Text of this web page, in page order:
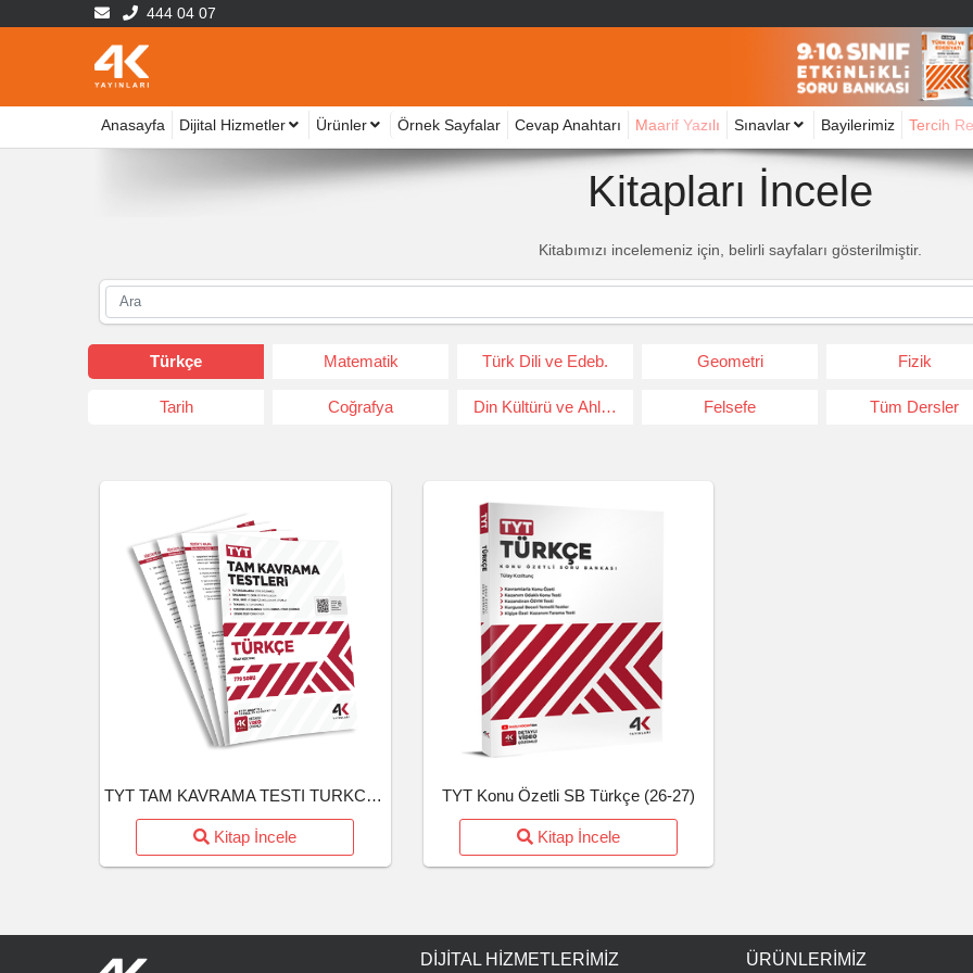
444 04 07
Anasayfa Dijital Hizmetler Ürünler Örnek Sayfalar Cevap Anahtarı Maarif Yazılı Sınavlar Bayilerimiz Tercih
Kitapları İncele
Kitabımızı incelemeniz için, belirli sayfaları gösterilmiştir.
Türkçe Matematik Türk Dili ve Edeb. Geometri Fizik
Tarih Coğrafya Din Kültürü ve Ahlak Bil. Felsefe Tüm Dersler
TYT TAM KAVRAMA TESTI TURKCE (26-27)
Kitap İncele
TYT Konu Özetli SB Türkçe (26-27)
Kitap İncele
DIJITAL HIZMETLERIMIZ ÜRÜNLERIMIZ